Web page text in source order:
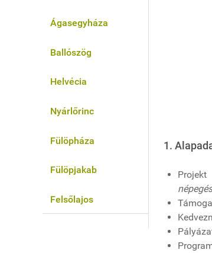
Ágasegyháza
Ballószög
Helvécia
Nyárlőrinc
Fülöpháza
Fülöpjakab
Felsőlajos
1.